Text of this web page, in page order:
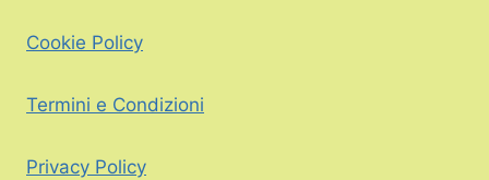
Cookie Policy
Termini e Condizioni
Privacy Policy